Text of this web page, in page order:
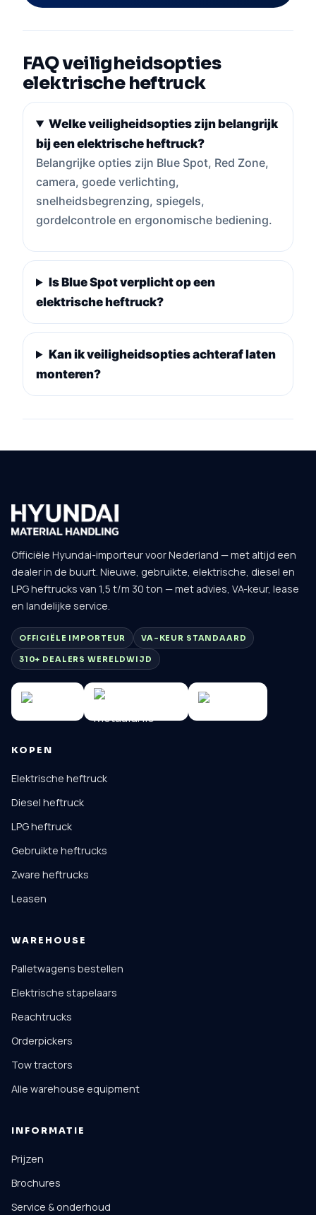
FAQ veiligheidsopties
elektrische heftruck
Welke veiligheidsopties zijn belangrijk
bij een elektrische heftruck?
Belangrijke opties zijn Blue Spot, Red Zone,
camera, goede verlichting,
snelheidsbegrenzing, spiegels,
gordelcontrole en ergonomische bediening.
Is Blue Spot verplicht op een
elektrische heftruck?
Kan ik veiligheidsopties achteraf laten
monteren?
Officiële Hyundai-importeur voor Nederland — met altijd een
dealer in de buurt. Nieuwe, gebruikte, elektrische, diesel en
LPG heftrucks van 1,5 t/m 30 ton — met advies, VA-keur, lease
en landelijke service.
OFFICIËLE IMPORTEUR VA-KEUR STANDAARD
310+ DEALERS WERELDWIJD
KOPEN
Elektrische heftruck
Diesel heftruck
LPG heftruck
Gebruikte heftrucks
Zware heftrucks
Leasen
WAREHOUSE
Palletwagens bestellen
Elektrische stapelaars
Reachtrucks
Orderpickers
Tow tractors
Alle warehouse equipment
INFORMATIE
Prijzen
Brochures
Service & onderhoud